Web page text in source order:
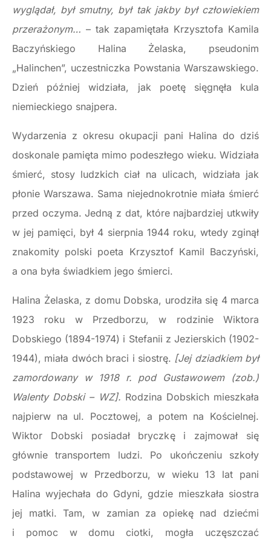
wyglądał, był smutny, był tak jakby był człowiekiem
przerażonym… – tak zapamiętała Krzysztofa Kamila
Baczyńskiego Halina Żelaska, pseudonim
„Halinchen”, uczestniczka Powstania Warszawskiego.
Dzień później widziała, jak poetę sięgnęła kula
niemieckiego snajpera.
Wydarzenia z okresu okupacji pani Halina do dziś
doskonale pamięta mimo podeszłego wieku. Widziała
śmierć, stosy ludzkich ciał na ulicach, widziała jak
płonie Warszawa. Sama niejednokrotnie miała śmierć
przed oczyma. Jedną z dat, które najbardziej utkwiły
w jej pamięci, był 4 sierpnia 1944 roku, wtedy zginął
znakomity polski poeta Krzysztof Kamil Baczyński,
a ona była świadkiem jego śmierci.
Halina Żelaska, z domu Dobska, urodziła się 4 marca
1923 roku w Przedborzu, w rodzinie Wiktora
Dobskiego (1894-1974) i Stefanii z Jezierskich (1902-
1944), miała dwóch braci i siostrę. [Jej dziadkiem był
zamordowany w 1918 r. pod Gustawowem (zob.)
Walenty Dobski – WZ]. Rodzina Dobskich mieszkała
najpierw na ul. Pocztowej, a potem na Kościelnej.
Wiktor Dobski posiadał bryczkę i zajmował się
głównie transportem ludzi. Po ukończeniu szkoły
podstawowej w Przedborzu, w wieku 13 lat pani
Halina wyjechała do Gdyni, gdzie mieszkała siostra
jej matki. Tam, w zamian za opiekę nad dziećmi
i pomoc w domu ciotki, mogła uczęszczać